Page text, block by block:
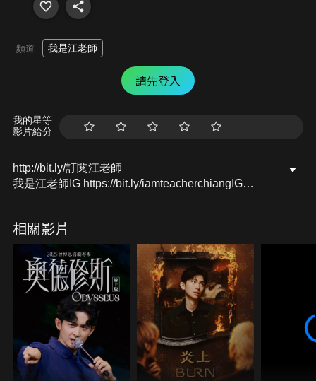
頻道 我是江老師
請先登入
我的星等
影片給分
http://bit.ly/訂閱江老師
我是江老師IG https://bit.ly/iamteacherchiangIG
我是江老師LINE https://lin.ee/8rQRz5Y
合作訊息聯絡，或是寫信給我：
iamteacherchiang@gmail.com
#江老師 #我是江老師 #鋼琴 #音樂
相關影片